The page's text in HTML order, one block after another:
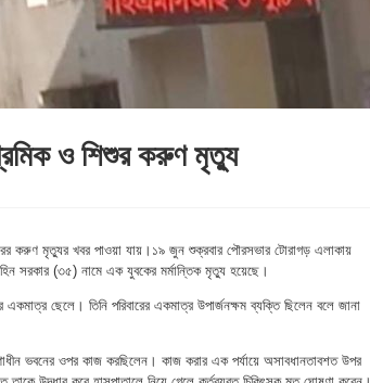
শ্রমিক ও শিশুর করুণ মৃত্যু
করুণ মৃত্যুর খবর পাওয়া যায়।১৯ জুন শুক্রবার পৌরসভার টোরাগড় এলাকায়
সরকার (৩৫) নামে এক যুবকের মর্মান্তিক মৃত্যু হয়েছে।
একমাত্র ছেলে। তিনি পরিবারের একমাত্র উপার্জনক্ষম ব্যক্তি ছিলেন বলে জানা
ভবনের ওপর কাজ করছিলেন। কাজ করার এক পর্যায়ে অসাবধানতাবশত উপর